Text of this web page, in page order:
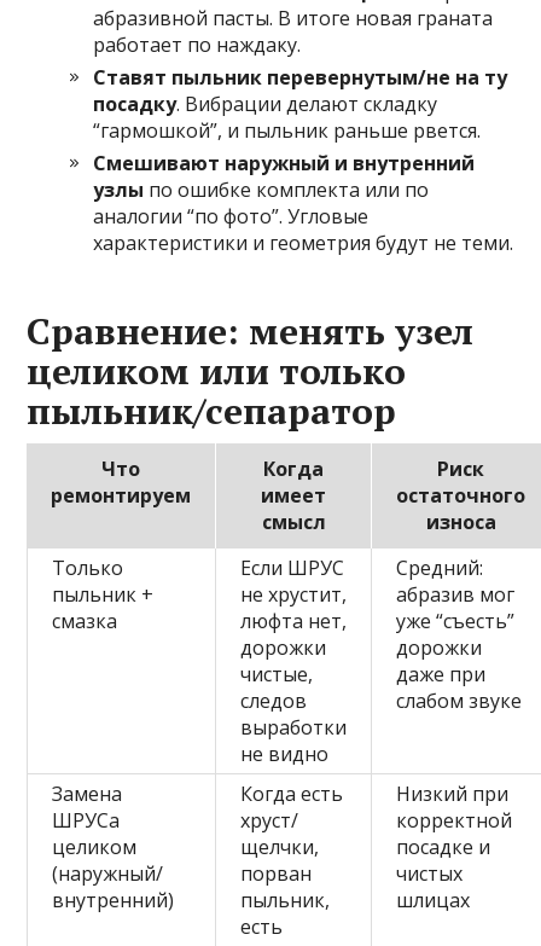
абразивной пасты. В итоге новая граната
работает по наждаку.
Ставят пыльник перевернутым/не на ту
посадку. Вибрации делают складку
“гармошкой”, и пыльник раньше рвется.
Смешивают наружный и внутренний
узлы по ошибке комплекта или по
аналогии “по фото”. Угловые
характеристики и геометрия будут не теми.
Сравнение: менять узел
целиком или только
пыльник/сепаратор
Что
ремонтируем
Когда
имеет
смысл
Риск
остаточного
износа
Только
пыльник +
смазка
Если ШРУС
не хрустит,
люфта нет,
дорожки
чистые,
следов
выработки
не видно
Средний:
абразив мог
уже “съесть”
дорожки
даже при
слабом звуке
Замена
ШРУСа
целиком
(наружный/
внутренний)
Когда есть
хруст/
щелчки,
порван
пыльник,
есть
Низкий при
корректной
посадке и
чистых
шлицах